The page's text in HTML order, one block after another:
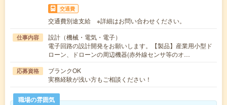
交通費
交通費別途支給 ※詳細はお問い合わせください。
仕事内容
設計（機械・電気・電子）
電子回路の設計開発をお願いします。【製品】産業用小型ド
ローン、ドローンの周辺機器(赤外線センサ等のオ…
応募資格
ブランクOK
実務経験が浅い方もご相談ください！
職場の雰囲気